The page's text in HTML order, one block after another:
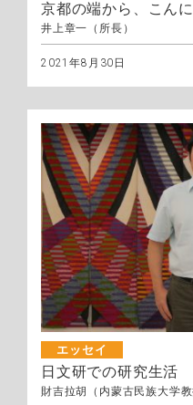
京都の端から、こん
井上章一（所長）
2021年8月30日
エッセイ
日文研での研究生活
財吉拉胡（内蒙古民族大学